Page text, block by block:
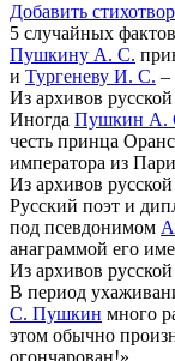
Добавить
5 случайных фактов
Пушкину А. С.
и Тургеневу И. С. –
Из архивов
Иногда Пушкин А.
честь принца
императора из
Из архивов
Русский поэт и
под псевдонимом
анаграммой его
Из архивов
В период
С. Пушкин много
этом обычно